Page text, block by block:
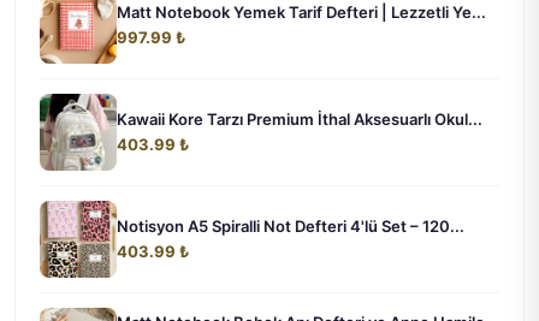
Matt Notebook Yemek Tarif Defteri | Lezzetli Ye...
997.99 ₺
Kawaii Kore Tarzı Premium İthal Aksesuarlı Okul...
403.99 ₺
Notisyon A5 Spiralli Not Defteri 4'lü Set – 120...
403.99 ₺